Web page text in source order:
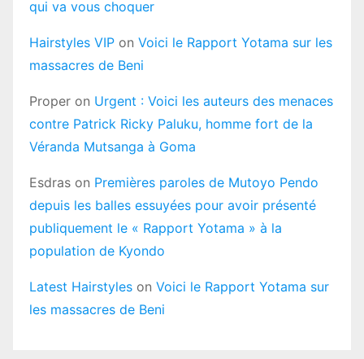
qui va vous choquer
Hairstyles VIP on Voici le Rapport Yotama sur les
massacres de Beni
Proper on Urgent : Voici les auteurs des menaces
contre Patrick Ricky Paluku, homme fort de la
Véranda Mutsanga à Goma
Esdras on Premières paroles de Mutoyo Pendo
depuis les balles essuyées pour avoir présenté
publiquement le « Rapport Yotama » à la
population de Kyondo
Latest Hairstyles on Voici le Rapport Yotama sur
les massacres de Beni